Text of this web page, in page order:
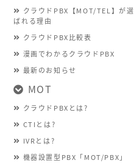
クラウドPBX【MOT/TEL】が選
ばれる理由
クラウドPBX比較表
漫画でわかるクラウドPBX
最新のお知らせ
MOT
クラウドPBXとは?
CTIとは?
IVRとは?
機器設置型PBX「MOT/PBX」